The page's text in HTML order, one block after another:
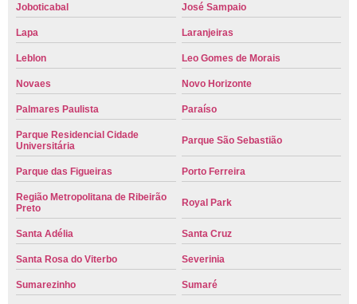
Joboticabal José Sampaio
Lapa Laranjeiras
Leblon Leo Gomes de Morais
Novaes Novo Horizonte
Palmares Paulista Paraíso
Parque Residencial Cidade
Universitária
Parque São Sebastião
Parque das Figueiras Porto Ferreira
Região Metropolitana de Ribeirão
Preto
Royal Park
Santa Adélia Santa Cruz
Santa Rosa do Viterbo Severinia
Sumarezinho Sumaré